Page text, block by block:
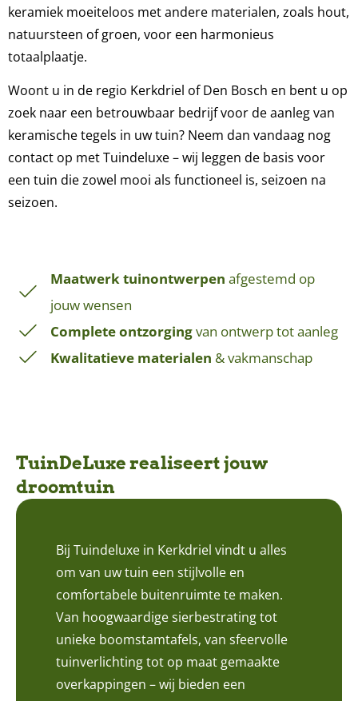
keramiek moeiteloos met andere materialen, zoals hout,
natuursteen of groen, voor een harmonieus
totaalplaatje.
Woont u in de regio Kerkdriel of Den Bosch en bent u op
zoek naar een betrouwbaar bedrijf voor de aanleg van
keramische tegels in uw tuin? Neem dan vandaag nog
contact op met Tuindeluxe – wij leggen de basis voor
een tuin die zowel mooi als functioneel is, seizoen na
seizoen.
Maatwerk tuinontwerpen afgestemd op
jouw wensen
Complete ontzorgingvan ontwerp tot aanleg
Kwalitatieve materialen & vakmanschap
TuinDeLuxe realiseert jouw
droomtuin
Bij Tuindeluxe in Kerkdriel vindt u alles
om van uw tuin een stijlvolle en
comfortabele buitenruimte te maken.
Van hoogwaardige sierbestrating tot
unieke boomstamtafels, van sfeervolle
tuinverlichting tot op maat gemaakte
overkappingen – wij bieden een